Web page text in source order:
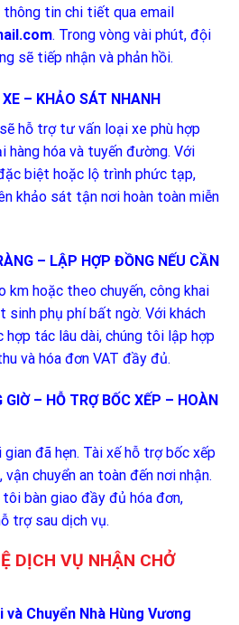
thông tin chi tiết qua email
. Trong vòng vài phút, đội
sẽ tiếp nhận và phản hồi.
– KHẢO SÁT NHANH
hỗ trợ tư vấn loại xe phù hợp
hàng hóa và tuyến đường. Với
biệt hoặc lộ trình phức tạp,
khảo sát tận nơi hoàn toàn miễn
– LẬP HỢP ĐỒNG NẾU CẦN
hoặc theo chuyến, công khai
sinh phụ phí bất ngờ. Với khách
hợp tác lâu dài, chúng tôi lập hợp
và hóa đơn VAT đầy đủ.
– HỖ TRỢ BỐC XẾP – HOÀN
đã hẹn. Tài xế hỗ trợ bốc xếp
vận chuyển an toàn đến nơi nhận.
bàn giao đầy đủ hóa đơn,
trợ sau dịch vụ.
DỊCH VỤ NHẬN CHỞ
Chuyển Nhà Hùng Vương